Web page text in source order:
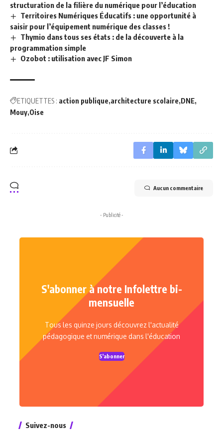
structuration de la filière du numérique pour l’éducation
Territoires Numériques Éducatifs : une opportunité à
saisir pour l’équipement numérique des classes !
Thymio dans tous ses états : de la découverte à la
programmation simple
Ozobot : utilisation avec JF Simon
ETIQUETTES : action publique architecture scolaire DNE
Mouy Oise
Aucun commentaire
- Publicité -
S'abonner à notre Infolettre bi-
mensuelle
Tous les quinze jours découvrez l'actualité
pédagogique et numérique dans l'éducation
S'abonner
Suivez-nous